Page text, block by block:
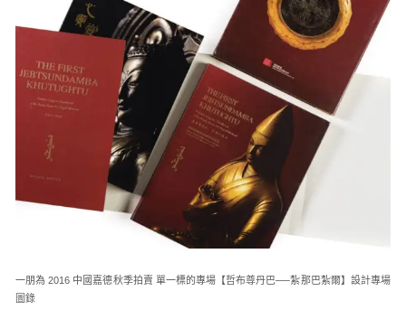
一朋為 2016 中國嘉德秋季拍賣 單一標的專場【哲布尊丹巴──紮那巴紮爾】設計專場
圖錄